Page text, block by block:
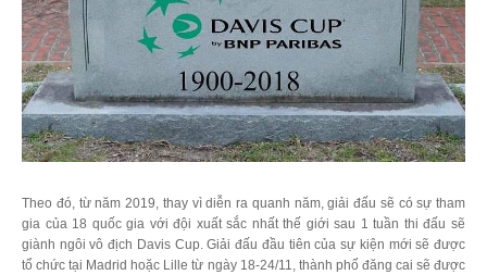
Theo đó, từ năm 2019, thay vì diễn ra quanh năm, giải đấu sẽ có sự tham
gia của 18 quốc gia với đội xuất sắc nhất thế giới sau 1 tuần thi đấu sẽ
giành ngôi vô địch Davis Cup. Giải đấu đầu tiên của sự kiện mới sẽ được
tổ chức tại Madrid hoặc Lille từ ngày 18-24/11, thành phố đăng cai sẽ được